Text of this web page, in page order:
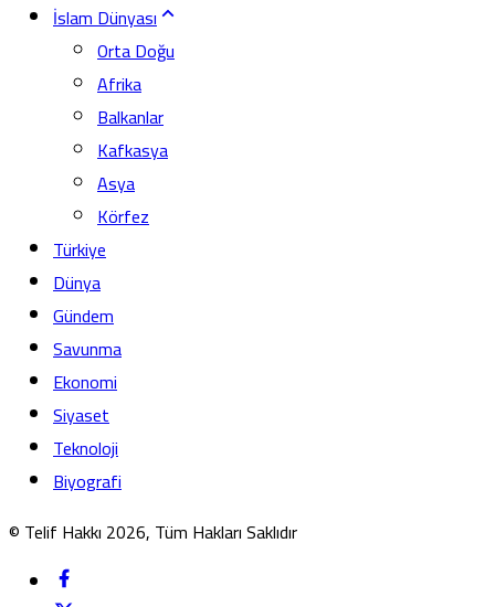
İslam Dünyası
Orta Doğu
Afrika
Balkanlar
Kafkasya
Asya
Körfez
Türkiye
Dünya
Gündem
Savunma
Ekonomi
Siyaset
Teknoloji
Biyografi
© Telif Hakkı 2026, Tüm Hakları Saklıdır